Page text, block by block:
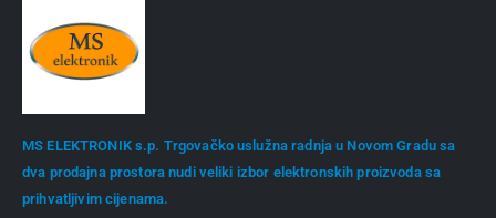
MS ELEKTRONIK s.p. Trgovačko uslužna radnja u Novom Gradu sa
dva prodajna prostora nudi veliki izbor elektronskih proizvoda sa
prihvatljivim cijenama.